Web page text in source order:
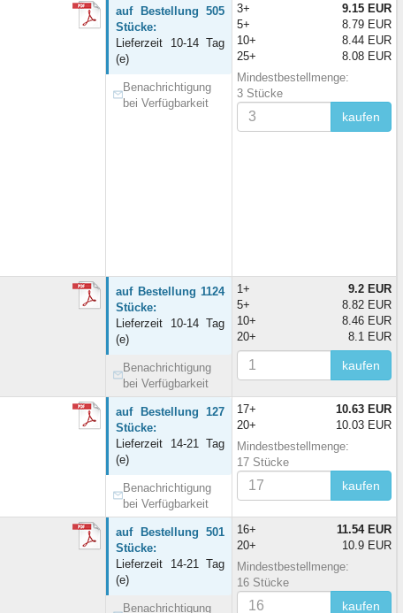
auf Bestellung 505
Stücke:
Lieferzeit 10-14 Tag
(e)
Benachrichtigung
bei Verfügbarkeit
3+
9.15 EUR
5+
8.79 EUR
10+
8.44 EUR
25+
8.08 EUR
Mindestbestellmenge:
3 Stücke
kaufen
auf Bestellung 1124
Stücke:
Lieferzeit 10-14 Tag
(e)
Benachrichtigung
bei Verfügbarkeit
1+
9.2 EUR
5+
8.82 EUR
10+
8.46 EUR
20+
8.1 EUR
kaufen
auf Bestellung 127
Stücke:
Lieferzeit 14-21 Tag
(e)
Benachrichtigung
bei Verfügbarkeit
17+
10.63 EUR
20+
10.03 EUR
Mindestbestellmenge:
17 Stücke
kaufen
auf Bestellung 501
Stücke:
Lieferzeit 14-21 Tag
(e)
Benachrichtigung
16+
11.54 EUR
20+
10.9 EUR
Mindestbestellmenge:
16 Stücke
kaufen